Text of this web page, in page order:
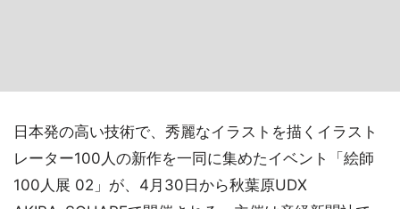
日本発の高い技術で、秀麗なイラストを描くイラスト
レーター100人の新作を一同に集めたイベント「絵師
100人展 02」が、4月30日から秋葉原UDX